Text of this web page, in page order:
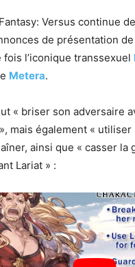
Versus continue
de présentation
fois l’iconique transsexuel
Metera.
« briser son adversaire
mais également « utiliser
ainsi que « casser la
Lariat » :